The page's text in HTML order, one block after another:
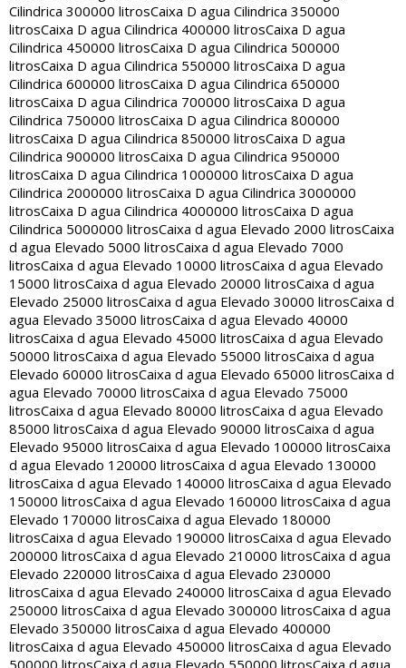
Cilindrica 300000 litrosCaixa D agua Cilindrica 350000
litrosCaixa D agua Cilindrica 400000 litrosCaixa D agua
Cilindrica 450000 litrosCaixa D agua Cilindrica 500000
litrosCaixa D agua Cilindrica 550000 litrosCaixa D agua
Cilindrica 600000 litrosCaixa D agua Cilindrica 650000
litrosCaixa D agua Cilindrica 700000 litrosCaixa D agua
Cilindrica 750000 litrosCaixa D agua Cilindrica 800000
litrosCaixa D agua Cilindrica 850000 litrosCaixa D agua
Cilindrica 900000 litrosCaixa D agua Cilindrica 950000
litrosCaixa D agua Cilindrica 1000000 litrosCaixa D agua
Cilindrica 2000000 litrosCaixa D agua Cilindrica 3000000
litrosCaixa D agua Cilindrica 4000000 litrosCaixa D agua
Cilindrica 5000000 litrosCaixa d agua Elevado 2000 litrosCaixa
d agua Elevado 5000 litrosCaixa d agua Elevado 7000
litrosCaixa d agua Elevado 10000 litrosCaixa d agua Elevado
15000 litrosCaixa d agua Elevado 20000 litrosCaixa d agua
Elevado 25000 litrosCaixa d agua Elevado 30000 litrosCaixa d
agua Elevado 35000 litrosCaixa d agua Elevado 40000
litrosCaixa d agua Elevado 45000 litrosCaixa d agua Elevado
50000 litrosCaixa d agua Elevado 55000 litrosCaixa d agua
Elevado 60000 litrosCaixa d agua Elevado 65000 litrosCaixa d
agua Elevado 70000 litrosCaixa d agua Elevado 75000
litrosCaixa d agua Elevado 80000 litrosCaixa d agua Elevado
85000 litrosCaixa d agua Elevado 90000 litrosCaixa d agua
Elevado 95000 litrosCaixa d agua Elevado 100000 litrosCaixa
d agua Elevado 120000 litrosCaixa d agua Elevado 130000
litrosCaixa d agua Elevado 140000 litrosCaixa d agua Elevado
150000 litrosCaixa d agua Elevado 160000 litrosCaixa d agua
Elevado 170000 litrosCaixa d agua Elevado 180000
litrosCaixa d agua Elevado 190000 litrosCaixa d agua Elevado
200000 litrosCaixa d agua Elevado 210000 litrosCaixa d agua
Elevado 220000 litrosCaixa d agua Elevado 230000
litrosCaixa d agua Elevado 240000 litrosCaixa d agua Elevado
250000 litrosCaixa d agua Elevado 300000 litrosCaixa d agua
Elevado 350000 litrosCaixa d agua Elevado 400000
litrosCaixa d agua Elevado 450000 litrosCaixa d agua Elevado